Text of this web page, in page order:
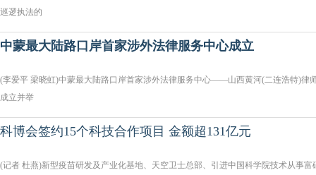
巡逻执法的
中蒙最大陆路口岸首家涉外法律服务中心成立
(李爱平 梁晓虹)中蒙最大陆路口岸首家涉外法律服务中心——山西黄河(二连浩特)律
成立并举
科博会签约15个科技合作项目 金额超131亿元
(记者 杜燕)新型疫苗研发及产业化基地、天空卫士总部、引进中国科学院技术从事